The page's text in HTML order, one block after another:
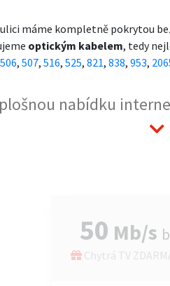
máme kompletně pokrytou
optickým kabelem, tedy
506, 507, 516, 525, 821, 838, 953,
nabídku
50 Mb/s
Chytrá TV